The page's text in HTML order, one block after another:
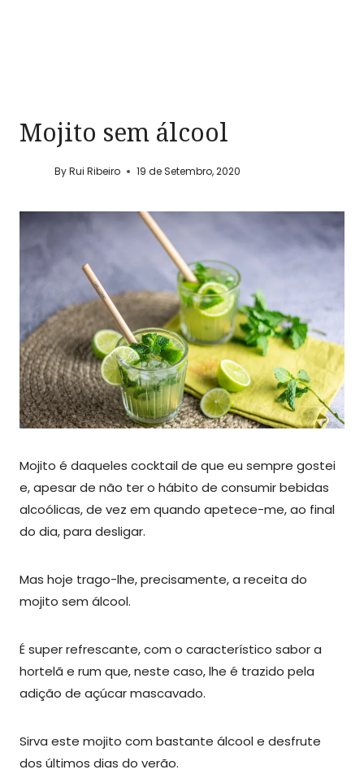
Mojito sem álcool
ByRui Ribeiro 19 de Setembro, 2020
Mojito é daqueles cocktail de que eu sempre gostei
e, apesar de não ter o hábito de consumir bebidas
alcoólicas, de vez em quando apetece-me, ao final
do dia, para desligar.
Mas hoje trago-lhe, precisamente, a receita do
mojito sem álcool.
É super refrescante, com o característico sabor a
hortelã e rum que, neste caso, lhe é trazido pela
adição de açúcar mascavado.
Sirva este mojito com bastante álcool e desfrute
dos últimos dias do verão.